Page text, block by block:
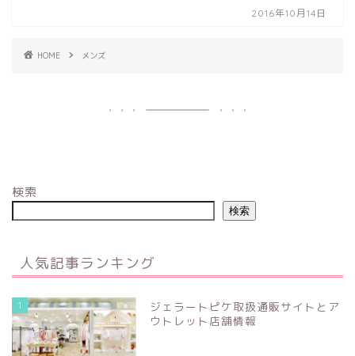
2016年10月14日
HOME メンズ
検索
検索
人気記事ランキング
1
ジェラートピケ取扱通販サイトとア
ウトレット店舗情報